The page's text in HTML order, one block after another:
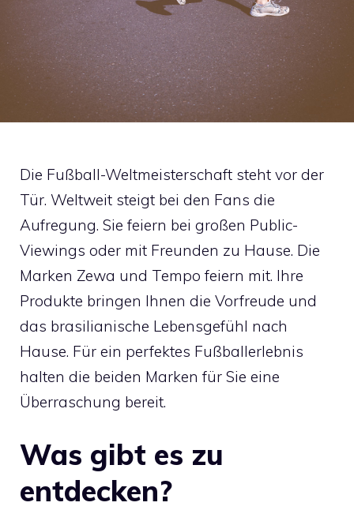
Die Fußball-Weltmeisterschaft steht vor der
Tür. Weltweit steigt bei den Fans die
Aufregung. Sie feiern bei großen Public-
Viewings oder mit Freunden zu Hause. Die
Marken Zewa und Tempo feiern mit. Ihre
Produkte bringen Ihnen die Vorfreude und
das brasilianische Lebensgefühl nach
Hause. Für ein perfektes Fußballerlebnis
halten die beiden Marken für Sie eine
Überraschung bereit.
Was gibt es zu
entdecken?